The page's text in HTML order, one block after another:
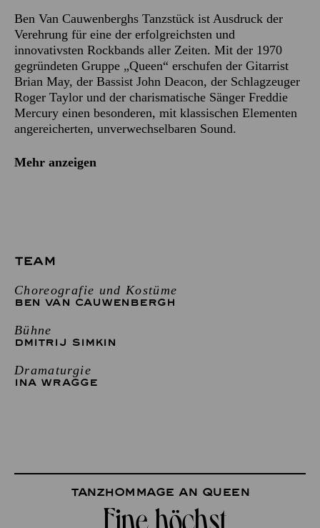
Ben Van Cauwenberghs Tanzstück ist Ausdruck der
Verehrung für eine der erfolgreichsten und
innovativsten Rockbands aller Zeiten. Mit der 1970
gegründeten Gruppe „Queen“ erschufen der Gitarrist
Brian May, der Bassist John Deacon, der Schlagzeuger
Roger Taylor und der charismatische Sänger Freddie
Mercury einen besonderen, mit klassischen Elementen
angereicherten, unverwechselbaren Sound.
Mehr anzeigen
TEAM
Choreografie und Kostüme
BEN VAN CAUWENBERGH
Bühne
DMITRIJ SIMKIN
Dramaturgie
INA WRAGGE
Tanzhommage an Queen
„Eine höchst